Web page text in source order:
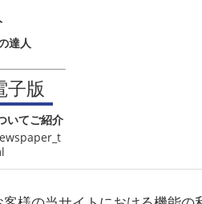
達人
版
いてご紹介